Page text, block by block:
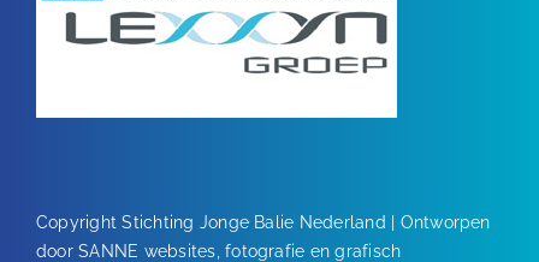
Copyright Stichting Jonge Balie Nederland | Ontworpen
doorSANNE websites, fotografie en grafisch